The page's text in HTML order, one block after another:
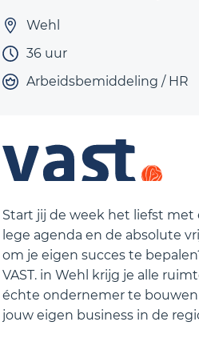
Wehl
36 uur
Arbeidsbemiddeling / HR
Start jij de week het liefst met
lege agenda en de absolute
om je eigen succes te
VAST. in Wehl krijg je alle
échte ondernemer te bouwen
jouw eigen business in de